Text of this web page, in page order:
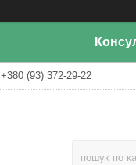
+380 (93) 372-29-22